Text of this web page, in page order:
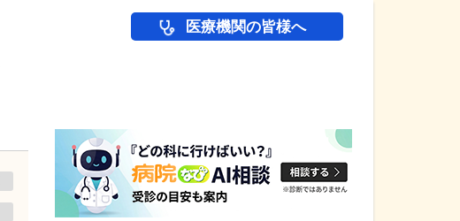
医療機関の皆様へ